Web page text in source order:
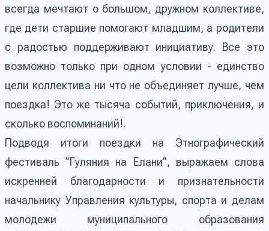
всегда мечтают о большом, дружном коллективе,
где дети старшие помогают младшим, а родители
с радостью поддерживают инициативу. Все это
возможно только при одном условии - единство
цели коллектива ни что не объединяет лучше, чем
поездка! Это же тысяча событий, приключения, и
сколько воспоминаний!.
Подводя итоги поездки на Этнографический
фестиваль "Гуляния на Елани", выражаем слова
искренней благодарности и признательности
начальнику Управления культуры, спорта и делам
молодежи муниципального образования